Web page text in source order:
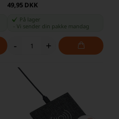
49,95 DKK
På lager
Vi sender din pakke mandag
- +